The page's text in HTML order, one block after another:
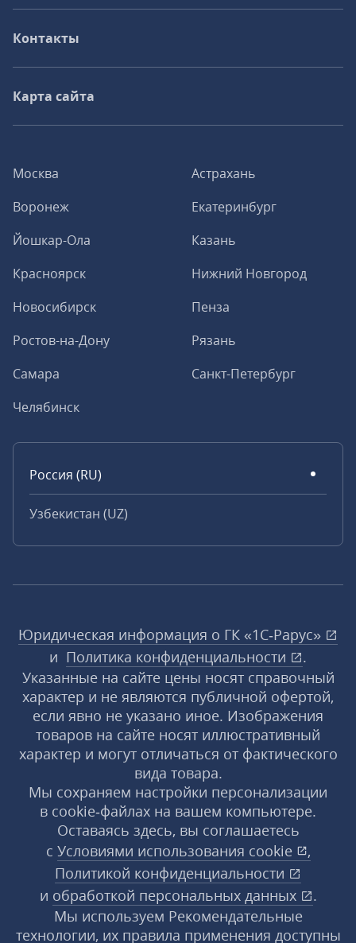
Москва
Астрахань
Воронеж
Екатеринбург
Йошкар-Ола
Казань
Красноярск
Нижний Новгород
Новосибирск
Пенза
Ростов-на-Дону
Рязань
Самара
Санкт-Петербург
Челябинск
Россия (RU)
Узбекистан (UZ)
Контакты
Карта сайта
Юридическая информация о ГК «1С‑Рарус»
и Политика конфиденциальности
.
Указанные на сайте цены носят справочный
характер и не являются публичной офертой,
если явно не указано иное. Изображения
товаров на сайте носят иллюстративный
характер и могут отличаться от фактического
вида товара.
Мы сохраняем настройки персонализации
в cookie‑файлах на вашем компьютере.
Оставаясь здесь, вы соглашаетесь
с Условиями использования cookie
,
Политикой конфиденциальности
и обработкой персональных данных
.
Мы используем Рекомендательные
технологии, их правила применения доступны